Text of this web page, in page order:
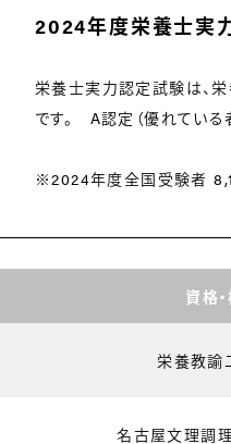
2024年度栄養士実
栄養士実力認定試験は、
です。 A認定（優れている
※2024年度全国受験者
資格
栄養教諭
名古屋文理調